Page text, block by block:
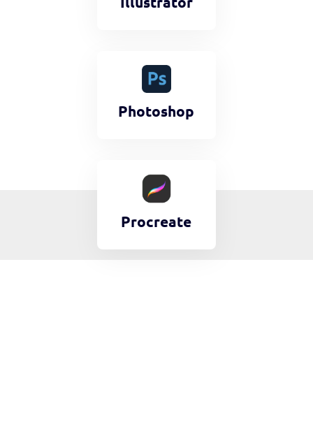
Photoshop
Procreate